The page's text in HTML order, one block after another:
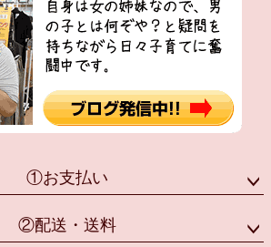
①お支払い
②配送・送料